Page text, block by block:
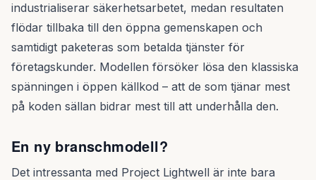
industrialiserar säkerhetsarbetet, medan resultaten
flödar tillbaka till den öppna gemenskapen och
samtidigt paketeras som betalda tjänster för
företagskunder. Modellen försöker lösa den klassiska
spänningen i öppen källkod – att de som tjänar mest
på koden sällan bidrar mest till att underhålla den.
En ny branschmodell?
Det intressanta med Project Lightwell är inte bara